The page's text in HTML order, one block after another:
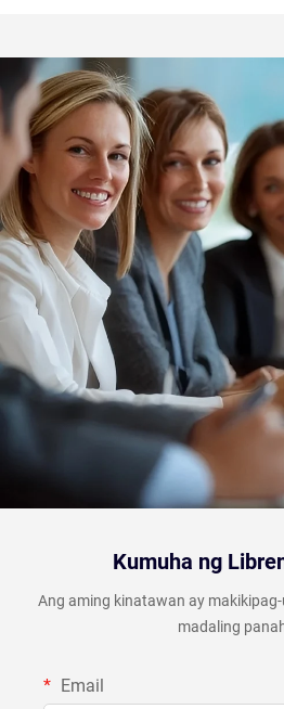
Kumuha ng
Ang aming kinatawan ay
madaling
Email